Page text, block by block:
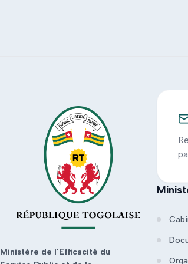
Ministère de l’Efficacité du